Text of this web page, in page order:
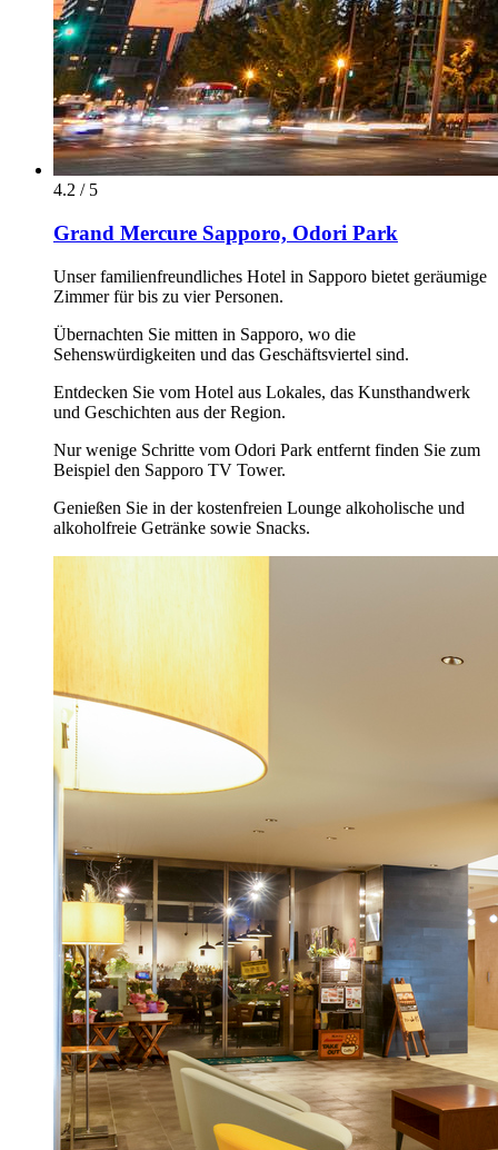
4.2 / 5
Grand Mercure Sapporo, Odori Park
Unser familienfreundliches Hotel in Sapporo bietet geräumige
Zimmer für bis zu vier Personen.
Übernachten Sie mitten in Sapporo, wo die
Sehenswürdigkeiten und das Geschäftsviertel sind.
Entdecken Sie vom Hotel aus Lokales, das Kunsthandwerk
und Geschichten aus der Region.
Nur wenige Schritte vom Odori Park entfernt finden Sie zum
Beispiel den Sapporo TV Tower.
Genießen Sie in der kostenfreien Lounge alkoholische und
alkoholfreie Getränke sowie Snacks.